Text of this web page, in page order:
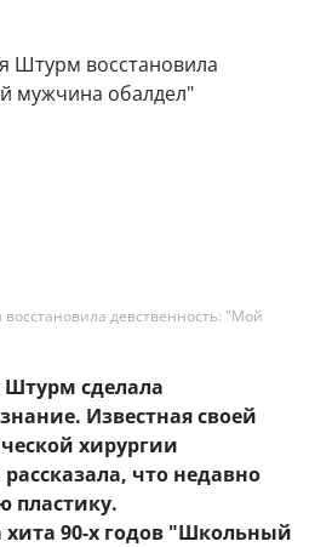
девственность: "Мой
Штурм сделала
Известная своей
хирургии
что недавно
пластику.
90-х годов "Школьный